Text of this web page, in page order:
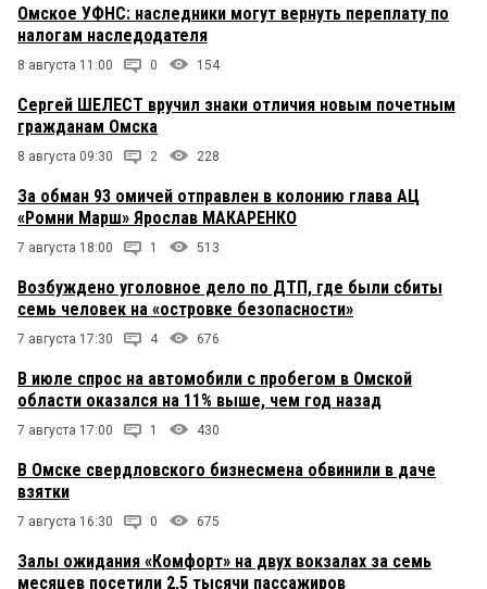
Омское УФНС: наследники могут вернуть переплату по
налогам наследодателя
8 августа 11:00 0 154
Сергей ШЕЛЕСТ вручил знаки отличия новым почетным
гражданам Омска
8 августа 09:30 2 228
За обман 93 омичей отправлен в колонию глава АЦ
«Ромни Марш» Ярослав МАКАРЕНКО
7 августа 18:00 1 513
Возбуждено уголовное дело по ДТП, где были сбиты
семь человек на «островке безопасности»
7 августа 17:30 4 676
В июле спрос на автомобили с пробегом в Омской
области оказался на 11% выше, чем год назад
7 августа 17:00 1 430
В Омске свердловского бизнесмена обвинили в даче
взятки
7 августа 16:30 0 675
Залы ожидания «Комфорт» на двух вокзалах за семь
месяцев посетили 2,5 тысячи пассажиров